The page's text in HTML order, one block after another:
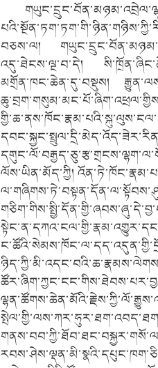
བཅས་ལ།
འདུ་ཐེངས་ལྔ་བ་དེ།
མགྲོན་ཁང་ཆེན་དུ་བསྡུས།
ལོས་ཡིན་མོད་ཀྱི།